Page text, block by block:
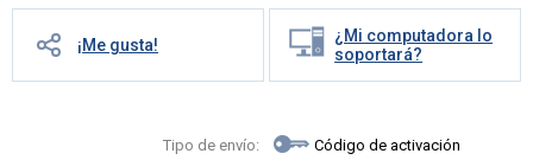
¡Me gusta!
¿Mi computadora lo
soportará?
Tipo de envío: Código de activación